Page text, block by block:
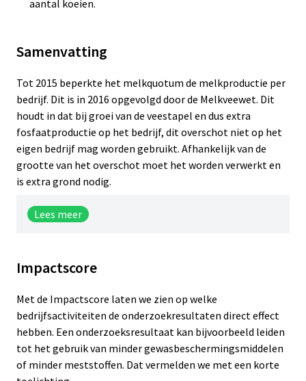
aantal koeien.
Samenvatting
Tot 2015 beperkte het melkquotum de melkproductie per
bedrijf. Dit is in 2016 opgevolgd door de Melkveewet. Dit
houdt in dat bij groei van de veestapel en dus extra
fosfaatproductie op het bedrijf, dit overschot niet op het
eigen bedrijf mag worden gebruikt. Afhankelijk van de
grootte van het overschot moet het worden verwerkt en
is extra grond nodig.
Lees meer
Melkveemodel
In dit onderzoek is met een optimalisatiemodel een
melkveebedrijf op zandgrond doorgerekend. Hiermee
zijn twee situaties doorgerekend: 1) vóór afschaffing
van het melkquota en 2) na het afschaffen van het
melkquota en invoering van de Melkveewet.
Impactscore
Met de Impactscore laten we zien op welke
bedrijfsactiviteiten de onderzoekresultaten direct effect
hebben. Een onderzoeksresultaat kan bijvoorbeeld leiden
tot het gebruik van minder gewasbeschermingsmiddelen
of minder meststoffen. Dat vermelden we met een korte